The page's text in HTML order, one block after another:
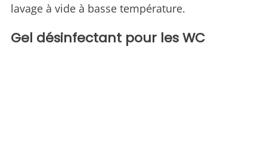
lavage à vide à basse température.
Gel désinfectant pour les WC